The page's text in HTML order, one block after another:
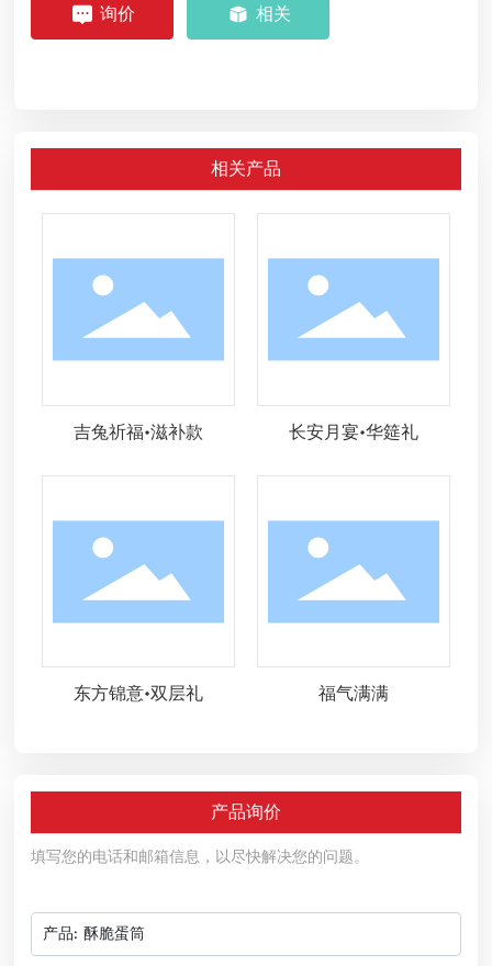
询价 相关
相关产品
吉兔祈福•滋补款 长安月宴•华筵礼
东方锦意•双层礼 福气满满
产品询价
填写您的电话和邮箱信息，以尽快解决您的问题。
产品: 酥脆蛋筒